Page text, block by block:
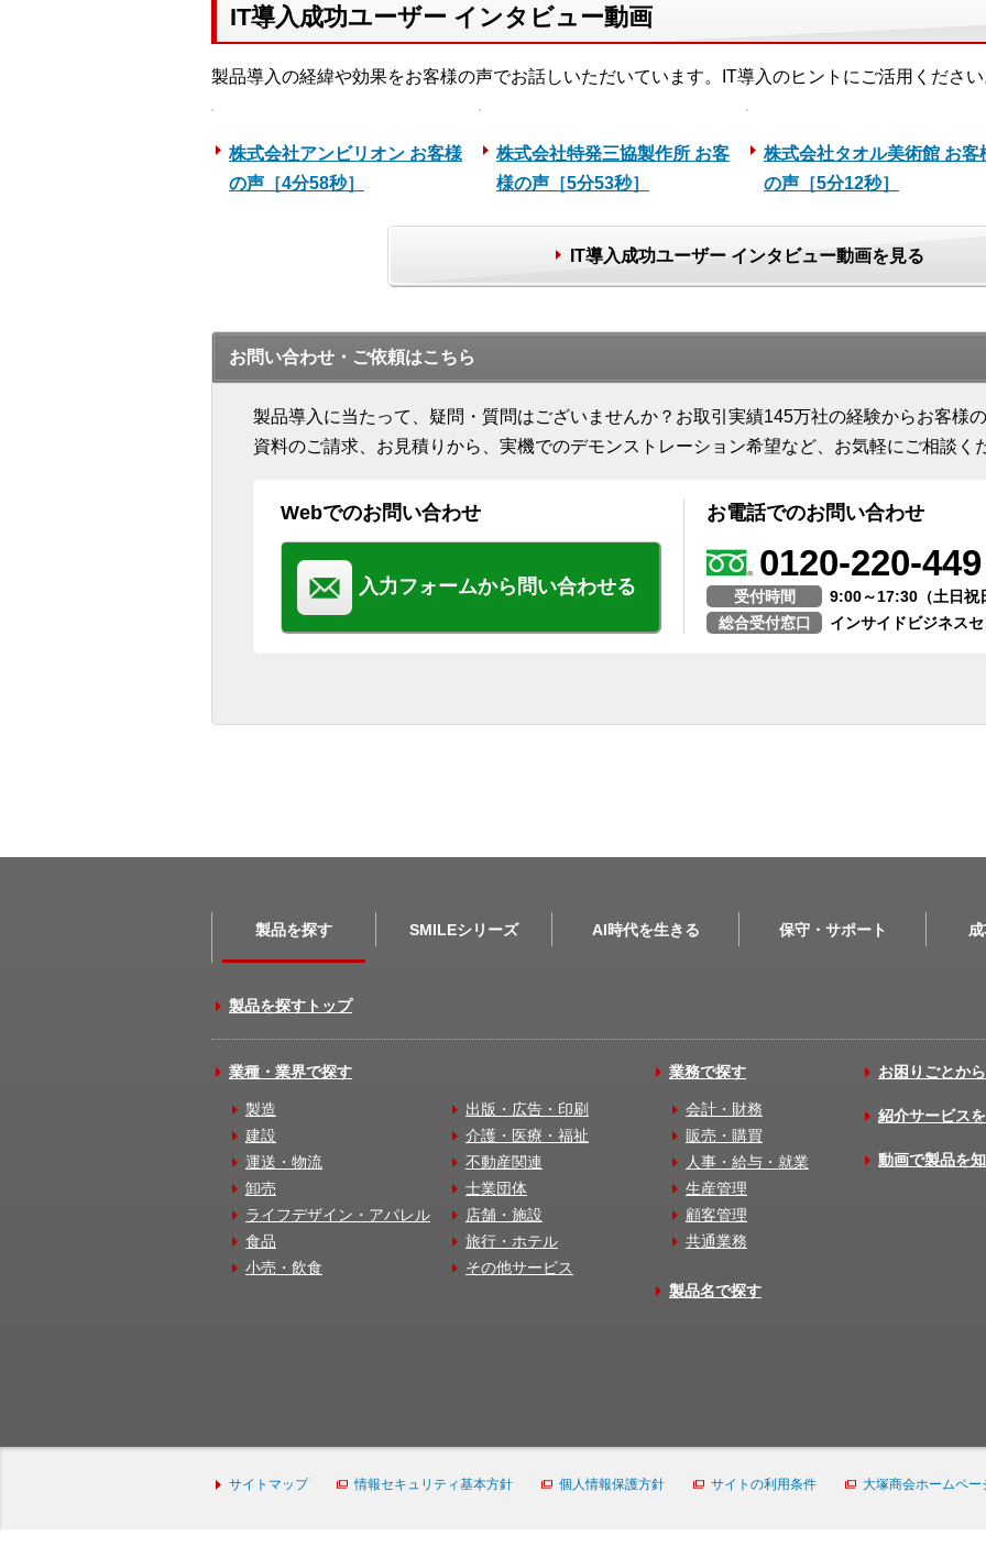
IT導入成功ユーザー インタビュー動画
製品導入の経緯や効果をお客様の声でお話しいただいています。IT導入のヒントにご活用くださ
株式会社アンビリオン お客様
の声［4分58秒］
株式会社特発三協製作所 お客
様の声［5分53秒］
株式会社タオル美術館 お客
の声［5分12秒］
IT導入成功ユーザー インタビュー動画を見る
お問い合わせ・ご依頼はこちら
製品導入に当たって、疑問・質問はございませんか？お取引実績145万社の経験からお客様
資料のご請求、お見積りから、実機でのデモンストレーション希望など、お気軽にご相談く
Webでのお問い合わせ
入力フォームから問い合わせる
お電話でのお問い合わせ
0120-220-449
受付時間
9:00～17:30（土日祝
総合受付窓口
インサイドビジネス
製品を探す SMILEシリーズ AI時代を生きる 保守・サポート
製品を探すトップ
業種・業界で探す
製造
建設
運送・物流
卸売
ライフデザイン・アパレル
食品
小売・飲食
出版・広告・印刷
介護・医療・福祉
不動産関連
士業団体
店舗・施設
旅行・ホテル
その他サービス
業務で探す
会計・財務
販売・購買
人事・給与・就業
生産管理
顧客管理
共通業務
製品名で探す
お困りごとか
紹介サービス
動画で製品を
サイトマップ 情報セキュリティ基本方針 個人情報保護方針 サイトの利用条件 大塚商会ホームペー